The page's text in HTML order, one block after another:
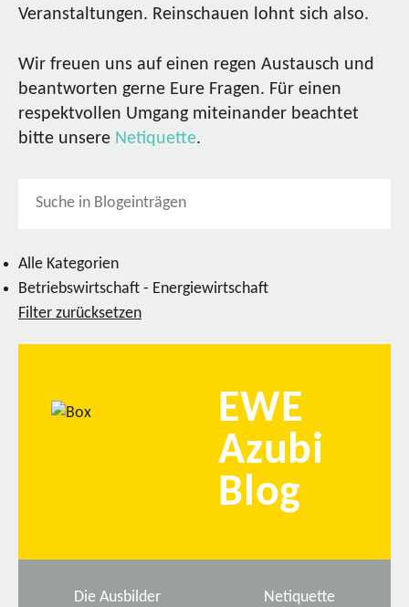
Veranstaltungen. Reinschauen lohnt sich also.
Wir freuen uns auf einen regen Austausch und
beantworten gerne Eure Fragen. Für einen
respektvollen Umgang miteinander beachtet
bitte unsere Netiquette.
Alle Kategorien
Betriebswirtschaft - Energiewirtschaft
Filter zurücksetzen
EWE
Azubi
Blog
Die Ausbilder Netiquette